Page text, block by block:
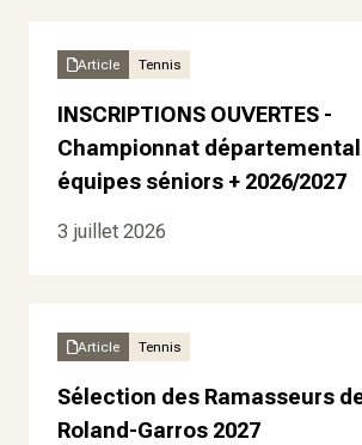
Article Tennis
INSCRIPTIONS OUVERTES -
Championnat
équipes séniors + 2026/2027
3 juillet 2026
Article Tennis
Sélection des Ramasseurs
Roland-Garros 2027